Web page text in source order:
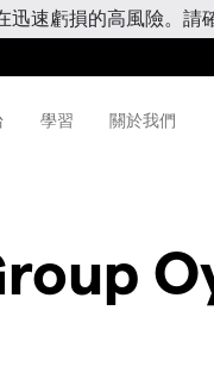
速虧損的高風險。請
學習 關於我們